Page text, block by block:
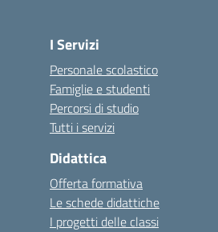
I Servizi
Personale scolastico
Famiglie e studenti
Percorsi di studio
Tutti i servizi
Didattica
Offerta formativa
Le schede didattiche
I progetti delle classi